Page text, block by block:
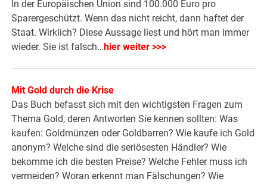
In der Europäischen Union sind 100.000 Euro pro
Sparergeschützt. Wenn das nicht reicht, dann haftet der
Staat. Wirklich? Diese Aussage liest und hört man immer
wieder. Sie ist falsch… hier weiter >>>
Mit Gold durch die Krise
Das Buch befasst sich mit den wichtigsten Fragen zum
Thema Gold, deren Antworten Sie kennen sollten: Was
kaufen: Goldmünzen oder Goldbarren? Wie kaufe ich Gold
anonym? Welche sind die seriösesten Händler? Wie
bekomme ich die besten Preise? Welche Fehler muss ich
vermeiden? Woran erkennt man Fälschungen? Wie